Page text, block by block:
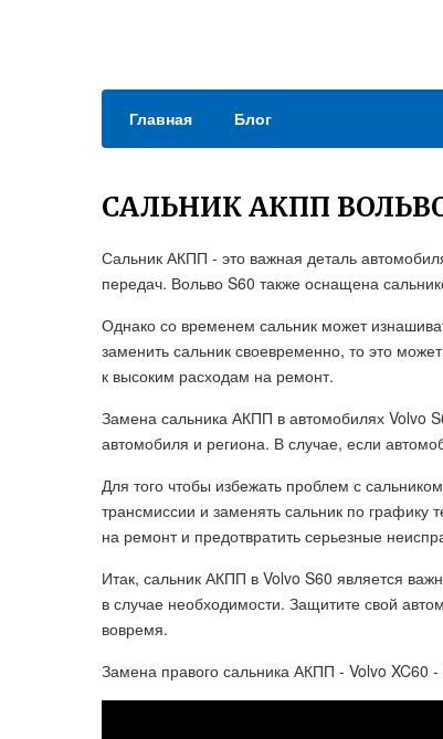
Главная Блог
САЛЬНИК АКПП
Сальник АКПП - это важная деталь
передач. Вольво S60 также оснащена
Однако со временем сальник может
заменить сальник своевременно, то это
к высоким расходам на ремонт.
Замена сальника АКПП в автомобилях Volvo
автомобиля и региона. В случае, если
Для того чтобы избежать проблем с
трансмиссии и заменять сальник по графику
на ремонт и предотвратить серьезные
Итак, сальник АКПП в Volvo S60 является
в случае необходимости. Защитите свой
вовремя.
Замена правого сальника АКПП - Volvo XC60 -